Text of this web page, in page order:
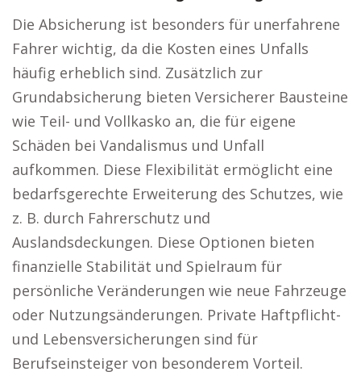
Die Absicherung ist besonders für unerfahrene
Fahrer wichtig, da die Kosten eines Unfalls
häufig erheblich sind. Zusätzlich zur
Grundabsicherung bieten Versicherer Bausteine
wie Teil- und Vollkasko an, die für eigene
Schäden bei Vandalismus und Unfall
aufkommen. Diese Flexibilität ermöglicht eine
bedarfsgerechte Erweiterung des Schutzes, wie
z. B. durch Fahrerschutz und
Auslandsdeckungen. Diese Optionen bieten
finanzielle Stabilität und Spielraum für
persönliche Veränderungen wie neue Fahrzeuge
oder Nutzungsänderungen. Private Haftpflicht-
und Lebensversicherungen sind für
Berufseinsteiger von besonderem Vorteil.